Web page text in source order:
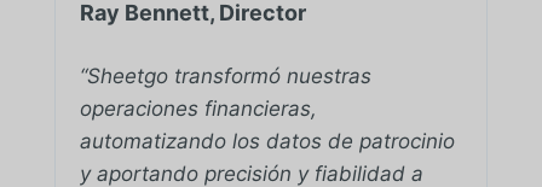
Ray Bennett, Director
“Sheetgo transformó nuestras
operaciones financieras,
automatizando los datos de patrocinio
y aportando precisión y fiabilidad a